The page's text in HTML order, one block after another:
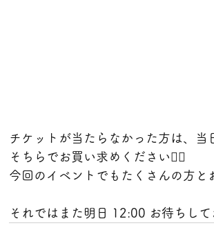
チケットが当たらなかった方は、
そちらでお買い求めください🙇‍♀️
今回のイベントでもたくさんの方
それではまた明日 12:00 お待ちし